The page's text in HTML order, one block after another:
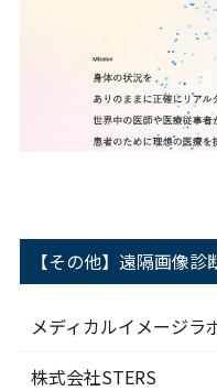
【その他】遠隔画像
メディカルイメージラ
株式会社STERS